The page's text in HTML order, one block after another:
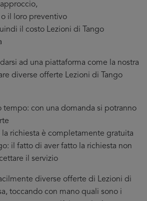
o il loro preventivo
il costo Lezioni di Tango
ad una piattaforma come la nostra
diverse offerte Lezioni di Tango
tempo: con una domanda si potranno
la richiesta è completamente gratuita
il fatto di aver fatto la richiesta non
il servizio
diverse offerte di Lezioni di
toccando con mano quali sono i